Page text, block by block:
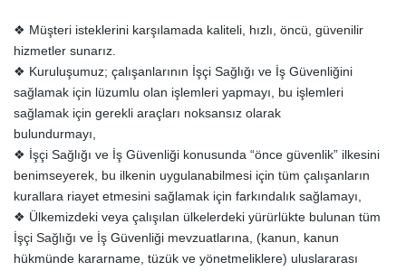
❖ Müşteri isteklerini karşılamada kaliteli, hızlı, öncü, güvenilir
hizmetler sunarız.
❖ Kuruluşumuz; çalışanlarının İşçi Sağlığı ve İş Güvenliğini
sağlamak için lüzumlu olan işlemleri yapmayı, bu işlemleri
sağlamak için gerekli araçları noksansız olarak
bulundurmayı,
❖ İşçi Sağlığı ve İş Güvenliği konusunda “önce güvenlik” ilkesini
benimseyerek, bu ilkenin uygulanabilmesi için tüm çalışanların
kurallara riayet etmesini sağlamak için farkındalık sağlamayı,
❖ Ülkemizdeki veya çalışılan ülkelerdeki yürürlükte bulunan tüm
İşçi Sağlığı ve İş Güvenliği mevzuatlarına, (kanun, kanun
hükmünde kararname, tüzük ve yönetmeliklere) uluslararası